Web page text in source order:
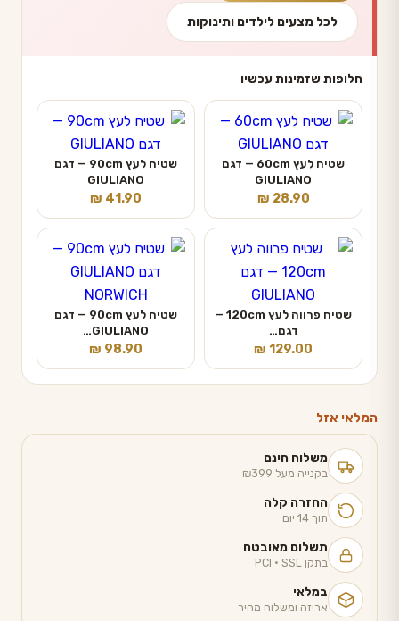
לכל מצעים לילדים ותינוקות
חלופות שזמינות עכשיו
שטיח לעץ 60cm — דגם
GIULIANO
₪ 28.90
שטיח לעץ 90cm — דגם
GIULIANO
₪ 41.90
שטיח פרווה לעץ 120cm —
דגם…
₪ 129.00
שטיח לעץ 90cm — דגם
GIULIANO…
₪ 98.90
המלאי אזל
משלוח חינם
בקנייה מעל ₪399
החזרה קלה
תוך 14 יום
תשלום מאובטח
בתקן PCI · SSL
במלאי
אריזה ומשלוח מהיר